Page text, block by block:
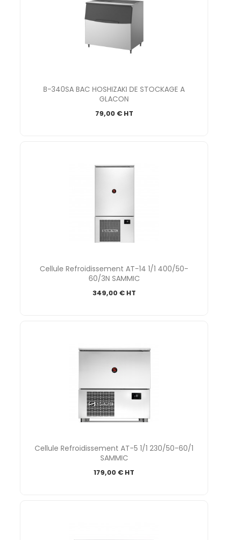
B-340SA BAC HOSHIZAKI DE STOCKAGE A
GLACON
79,00 € HT
Cellule Refroidissement AT-14 1/1 400/50-
60/3N SAMMIC
349,00 € HT
Cellule Refroidissement AT-5 1/1 230/50-60/1
SAMMIC
179,00 € HT